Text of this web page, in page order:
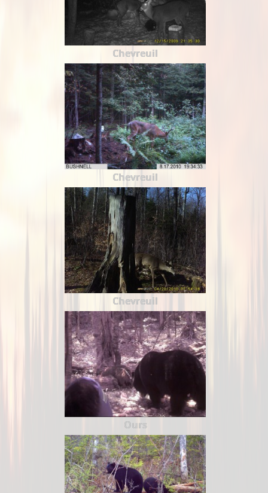
Chevreuil
Chevreuil
Chevreuil
Ours